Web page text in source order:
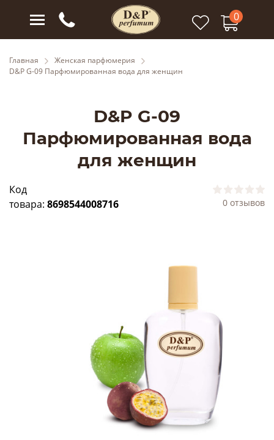
0
Главная
Женская парфюмерия
D&P G-09 Парфюмированная вода для женщин
D&P G-09
Парфюмированная вода
для женщин
Код
товара: 8698544008716 0 отзывов